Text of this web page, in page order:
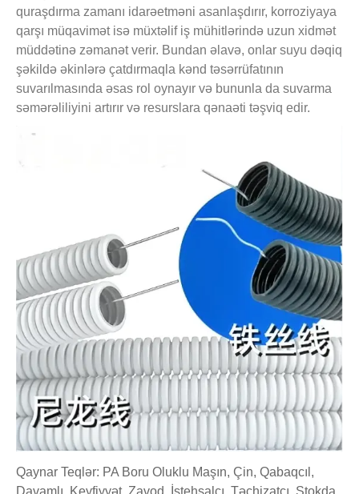
quraşdırma zamanı idarəetməni asanlaşdırır, korroziyaya
qarşı müqavimət isə müxtəlif iş mühitlərində uzun xidmət
müddətinə zəmanət verir. Bundan əlavə, onlar suyu dəqiq
şəkildə əkinlərə çatdırmaqla kənd təsərrüfatının
suvarılmasında əsas rol oynayır və bununla da suvarma
səmərəliliyini artırır və resurslara qənaəti təşviq edir.
Qaynar Teqlər: PA Boru Oluklu Maşın, Çin, Qabaqcıl,
Davamlı, Keyfiyyət, Zavod, İstehsalçı, Təchizatçı, Stokda,